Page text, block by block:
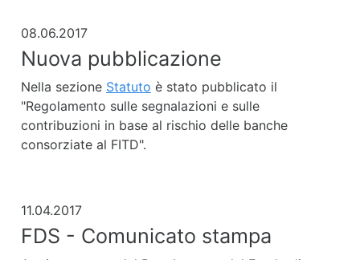
08.06.2017
Nuova pubblicazione
Nella sezione Statuto è stato pubblicato il
"Regolamento sulle segnalazioni e sulle
contribuzioni in base al rischio delle banche
consorziate al FITD".
11.04.2017
FDS - Comunicato stampa